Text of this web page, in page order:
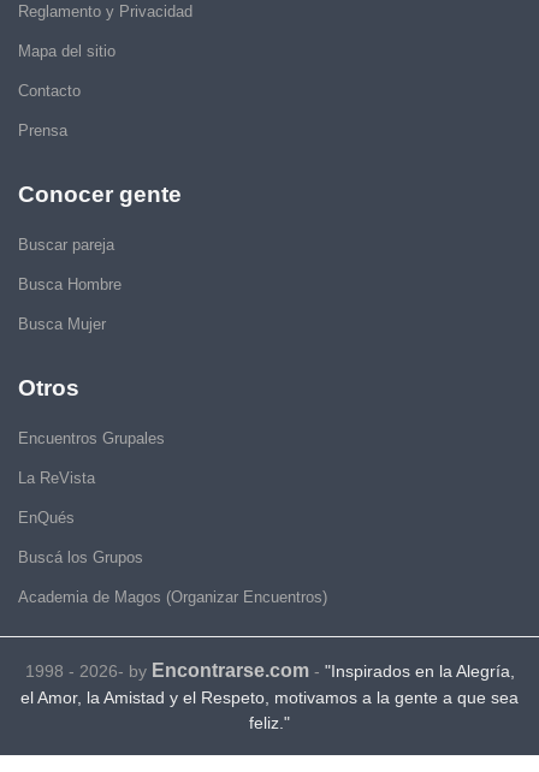
Reglamento y Privacidad
Mapa del sitio
Contacto
Prensa
Conocer gente
Buscar pareja
Busca Hombre
Busca Mujer
Otros
Encuentros Grupales
La ReVista
EnQués
Buscá los Grupos
Academia de Magos (Organizar Encuentros)
1998 - 2026- by Encontrarse.com- "Inspirados en la Alegría,
el Amor, la Amistad y el Respeto, motivamos a la gente a que sea
feliz."